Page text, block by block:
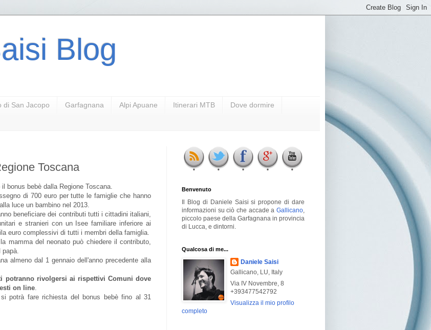
Blog
di San Jacopo Garfagnana Alpi Apuane Itinerari MTB Dove dormire
Toscana
il bonus bebè dalla Regione Toscana.
di 700 euro per tutte le famiglie che hanno
luce un bambino nel 2013.
beneficiare dei contributi tutti i cittadini italiani,
e stranieri con un Isee familiare inferiore ai
euro complessivi di tutti i membri della famiglia.
mamma del neonato può chiedere il contributo,
papà.
almeno dal 1 gennaio dell'anno precedente alla
potranno rivolgersi ai rispettivi Comuni dove
on line.
potrà fare richiesta del bonus bebè fino al 31
Benvenuto
Il Blog di Daniele Saisi si propone di dare
informazioni su ciò che accade a Gallicano
piccolo paese della Garfagnana in provincia
di Lucca, e dintorni.
Qualcosa di me...
Daniele Saisi
Gallicano, LU, Italy
Via IV Novembre, 8
+393477542792
Visualizza il mio profilo
completo